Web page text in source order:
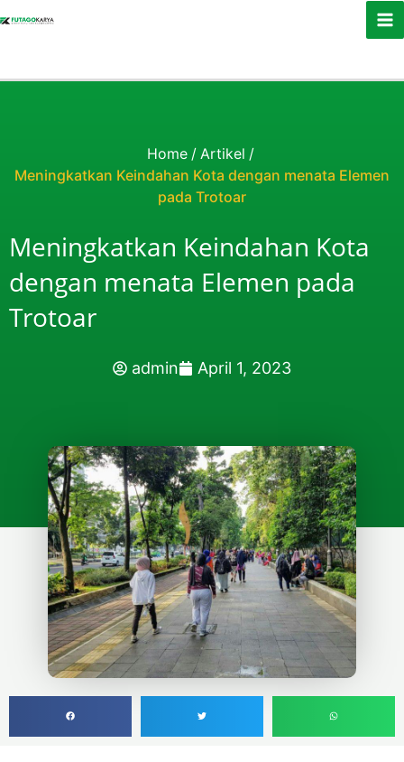
Home / Artikel /
Meningkatkan Keindahan Kota dengan menata Elemen
pada Trotoar
Meningkatkan Keindahan Kota
dengan menata Elemen pada
Trotoar
admin April 1, 2023